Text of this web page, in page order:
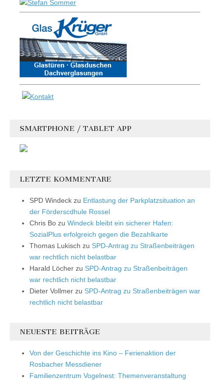
SMARTPHONE / TABLET APP
LETZTE KOMMENTARE
SPD Windeck zu Entlastung der Parkplatzsituation an
der Förderscdhule Rossel
Chris Bo zu Windeck bleibt ein sicherer Hafen:
SozialPlus erfolgreich gegen die Bezahlkarte
Thomas Lukisch zu SPD-Antrag zu Straßenbeiträgen
war rechtlich nicht belastbar
Harald Löcher zu SPD-Antrag zu Straßenbeiträgen
war rechtlich nicht belastbar
Dieter Vollmer zu SPD-Antrag zu Straßenbeiträgen war
rechtlich nicht belastbar
NEUESTE BEITRÄGE
Von der Geschichte ins Kino – Ferienaktion der
Rosbacher Messdiener
Familienzentrum Vogelnest: Themenveranstaltung